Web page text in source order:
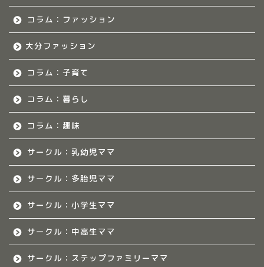
コラム：ファッション
大分ファッション
コラム：子育て
コラム：暮らし
コラム：趣味
サークル：乳幼児ママ
サークル：多胎児ママ
サークル：小学生ママ
サークル：中高生ママ
サークル：ステップファミリーママ
福岡のママ集まれ！につ
佐賀のママ集まれ！につ
熊本のママ集まれ！につ
熊本ママのサークル